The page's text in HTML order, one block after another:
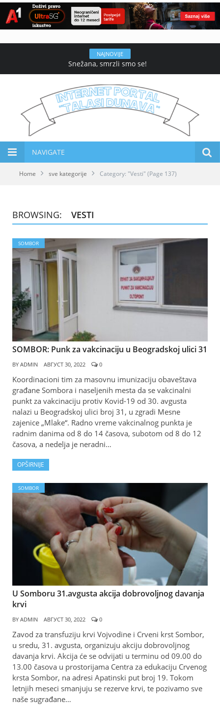
NAJNOVIJE
Snežana, smrzli smo se!
NAVIGATE
Home sve kategorije Category: "Vesti" (Page 137)
BROWSING: VESTI
SOMBOR
SOMBOR: Punk za vakcinaciju u Beogradskoj ulici 31
BY ADMIN АВГУСТ 30, 2022 0
Koordinacioni tim za masovnu imunizaciju obaveštava
građane Sombora i naseljenih mesta da se vakcinalni
punkt za vakcinaciju protiv Kovid-19 od 30. avgusta
nalazi u Beogradskoj ulici broj 31, u zgradi Mesne
zajenice „Mlake“. Radno vreme vakcinalnog punkta je
radnim danima od 8 do 14 časova, subotom od 8 do 12
časova, a nedelja je neradni…
OPŠIRNIJE
SOMBOR
U Somboru 31.avgusta akcija dobrovoljnog davanja
krvi
BY ADMIN АВГУСТ 30, 2022 0
Zavod za transfuziju krvi Vojvodine i Crveni krst Sombor,
u sredu, 31. avgusta, organizuju akciju dobrovoljnog
davanja krvi. Akcija će se odvijati u terminu od 09.00 do
13.00 časova u prostorijama Centra za edukaciju Crvenog
krsta Sombor, na adresi Apatinski put broj 19. Tokom
letnjih meseci smanjuju se rezerve krvi, te pozivamo sve
naše sugrađane…